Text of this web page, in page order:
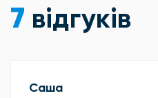
7 відгуків
Саша